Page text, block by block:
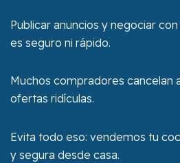
Publicar anuncios y negociar
es seguro ni rápido.
Muchos compradores cancelan
ofertas ridículas.
Evita todo eso: vendemos tu
y segura desde casa.